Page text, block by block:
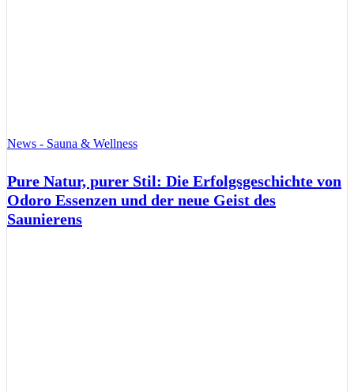
News - Sauna & Wellness
Pure Natur, purer Stil: Die Erfolgsgeschichte von
Odoro Essenzen und der neue Geist des
Saunierens